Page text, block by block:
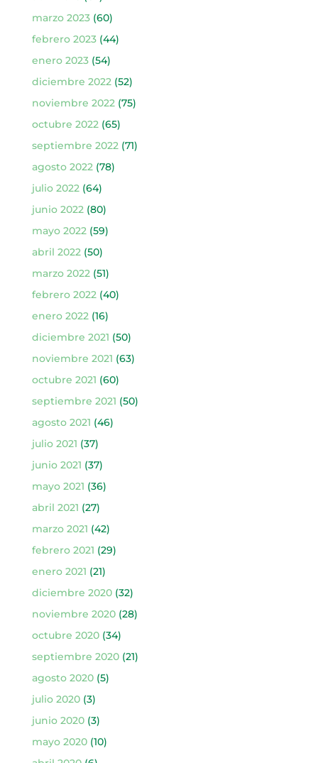
marzo 2023(60)
febrero 2023(44)
enero 2023(54)
diciembre 2022(52)
noviembre 2022(75)
octubre 2022(65)
septiembre 2022(71)
agosto 2022(78)
julio 2022(64)
junio 2022(80)
mayo 2022(59)
abril 2022(50)
marzo 2022(51)
febrero 2022(40)
enero 2022(16)
diciembre 2021 (50)
noviembre 2021 (63)
octubre 2021 (60)
septiembre 2021 (50)
agosto 2021 (46)
julio 2021 (37)
junio 2021 (37)
mayo 2021 (36)
abril 2021 (27)
marzo 2021 (42)
febrero 2021 (29)
enero 2021 (21)
diciembre 2020(32)
noviembre 2020(28)
octubre 2020(34)
septiembre 2020(21)
agosto 2020(5)
julio 2020(3)
junio 2020(3)
mayo 2020(10)